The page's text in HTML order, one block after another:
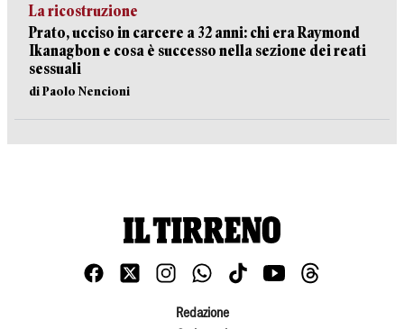
La ricostruzione
Prato, ucciso in carcere a 32 anni: chi era Raymond
Ikanagbon e cosa è successo nella sezione dei reati
sessuali
di Paolo Nencioni
Redazione